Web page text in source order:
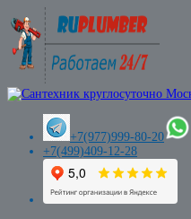
+7(977)999-80-20
+7(499)409-12-28